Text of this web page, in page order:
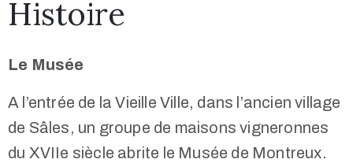
+41
(0)21
963
Histoire
Le Musée
A l’entrée de la Vieille Ville, dans l’ancien village
de Sâles, un groupe de maisons vigneronnes
du XVIIe siècle abrite le Musée de Montreux.